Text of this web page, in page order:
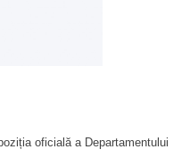
oficială a Departamentului